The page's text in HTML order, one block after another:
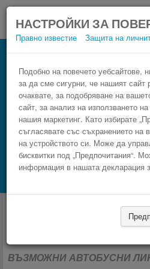
НАСТРОЙКИ ЗА
Правно известие Защита на
Подобно на повечето уебсайтове,
за да сме сигурни, че нашият сайт
очаквате, за подобряване на
сайт, за анализ на използването
нашия маркетинг. Като избирате
съгласявате със съхранението на
на устройството си. Може да
бисквитки под „Предпочитания“.
информация в нашата декларация
Автобуси от и за
ВЪЗМОЖНИ АВТОБУСНИ